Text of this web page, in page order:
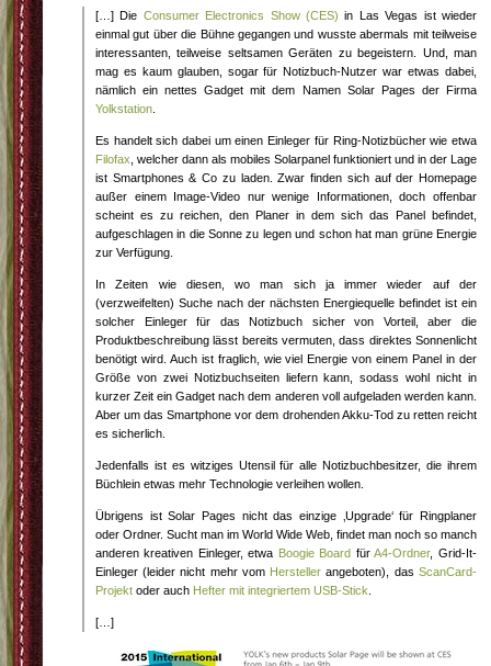
[…] Die Consumer Electronics Show (CES) in Las Vegas ist wieder
einmal gut über die Bühne gegangen und wusste abermals mit teilweise
interessanten, teilweise seltsamen Geräten zu begeistern. Und, man
mag es kaum glauben, sogar für Notizbuch-Nutzer war etwas dabei,
nämlich ein nettes Gadget mit dem Namen Solar Pages der Firma
Yolkstation
Es handelt sich dabei um einen Einleger für Ring-Notizbücher wie etwa
Filofax , welcher dann als mobiles Solarpanel funktioniert und in der Lage
ist Smartphones & Co zu laden. Zwar finden sich auf der Homepage
außer einem Image-Video nur wenige Informationen, doch offenbar
scheint es zu reichen, den Planer in dem sich das Panel befindet,
aufgeschlagen in die Sonne zu legen und schon hat man grüne Energie
zur Verfügung.
In Zeiten wie diesen, wo man sich ja immer wieder auf der
(verzweifelten) Suche nach der nächsten Energiequelle befindet ist ein
solcher Einleger für das Notizbuch sicher von Vorteil, aber die
Produktbeschreibung lässt bereits vermuten, dass direktes Sonnenlicht
benötigt wird. Auch ist fraglich, wie viel Energie von einem Panel in der
Größe von zwei Notizbuchseiten liefern kann, sodass wohl nicht in
kurzer Zeit ein Gadget nach dem anderen voll aufgeladen werden kann.
Aber um das Smartphone vor dem drohenden Akku-Tod zu retten reicht
es sicherlich.
Jedenfalls ist es witziges Utensil für alle Notizbuchbesitzer, die ihrem
Büchlein etwas mehr Technologie verleihen wollen.
Übrigens ist Solar Pages nicht das einzige ‚Upgrade‘ für Ringplaner
oder Ordner. Sucht man im World Wide Web, findet man noch so manch
anderen kreativen Einleger, etwa Boogie Board fürA4-Ordner, Grid-It-
Einleger (leider nicht mehr vom Hersteller angeboten), das ScanCard-
Projekt oder auch Hefter mit integriertem USB-Stick
[…]